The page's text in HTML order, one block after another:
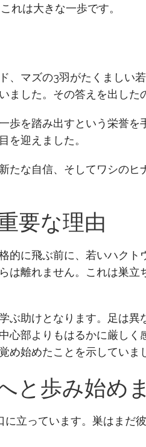
れは大きな一歩です。
マズの3羽がたくましい
した。その答えを出した
歩を踏み出すという栄誉
を迎えました。
たな自信、そしてワシの
要な理由
的に飛ぶ前に、若いハクト
離れません。これは巣立
ぶ助けとなります。足は異
心部よりもはるかに厳しく
始めたことを示していま
と歩み始め
立っています。巣はまだ